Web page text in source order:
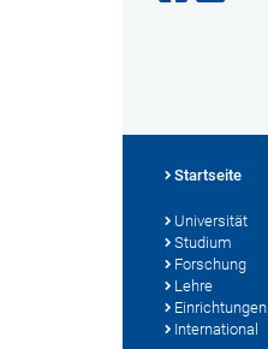
Startseite
Universität
Studium
Forschung
Lehre
Einrichtungen
International